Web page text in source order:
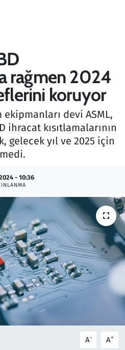
rağmen 2024
koruyor
devi ASML,
ihracat kısıtlamalarının
gelecek yıl ve 2025 için
- 10:36
A- A+